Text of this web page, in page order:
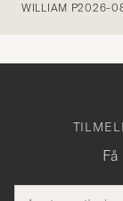
WILLIAM P2026-